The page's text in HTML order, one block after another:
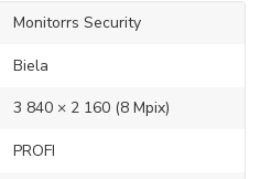
Monitorrs Security
Biela
3 840 × 2 160 (8 Mpix)
PROFI